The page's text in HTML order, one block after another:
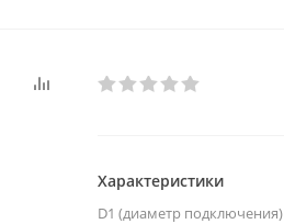
Характеристики
D1 (диаметр подключения)